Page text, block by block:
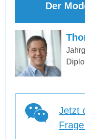
Der
Jetzt